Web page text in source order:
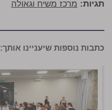
תגיות: מרכז משיח וגאולה
כתבות נוספות שיעניינו אותך: